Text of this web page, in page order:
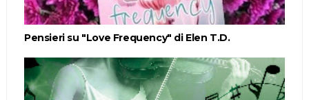
Pensieri su "Love Frequency" di Elen T.D.